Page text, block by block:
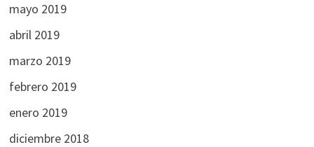
mayo 2019
abril 2019
marzo 2019
febrero 2019
enero 2019
diciembre 2018